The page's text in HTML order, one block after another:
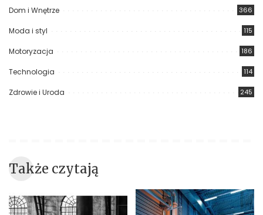
Dom i Wnętrze 366
Moda i styl 115
Motoryzacja 186
Technologia 114
Zdrowie i Uroda 245
Także czytają